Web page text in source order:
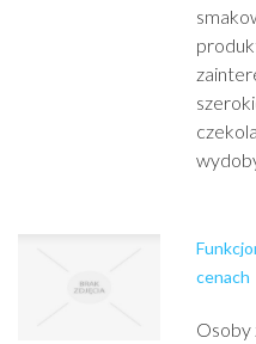
cenach
Osoby